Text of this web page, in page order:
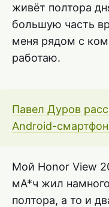
живёт полтора
большую часть
меня рядом с
работаю.
Павел Дуров
Android-
Мой Honor View
мА*ч жил
полтора, а то и